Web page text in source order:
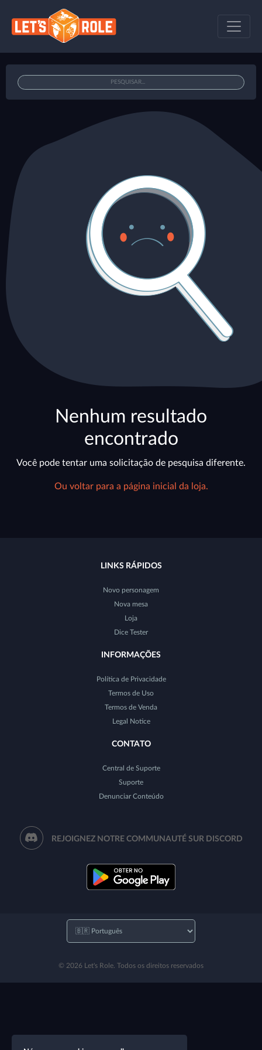
Nenhum resultado
encontrado
Você pode tentar uma solicitação de pesquisa diferente.
Ou voltar para a página inicial da loja.
LINKS RÁPIDOS
Novo personagem
Nova mesa
Loja
Dice Tester
INFORMAÇÕES
Política de Privacidade
Termos de Uso
Termos de Venda
Legal Notice
CONTATO
Central de Suporte
Suporte
Denunciar Conteúdo
REJOIGNEZ NOTRE COMMUNAUTÉ SUR DISCORD
© 2026 Let's Role. Todos os direitos reservados